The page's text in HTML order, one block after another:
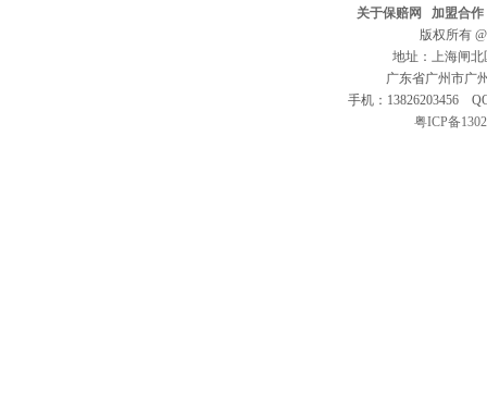
关于保赔网
加盟合作
版权所有
地址：上海闸北
广东省广州市广
手机：13826203456
粤ICP备